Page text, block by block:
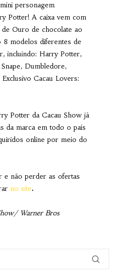
personagem
Potter! A caixa vem com
Ouro de chocolate ao
8 modelos diferentes de
incluindo: Harry Potter,
Dumbledore,
Cacau Lovers:
Potter da Cacau Show já
da marca em todo o país
online por meio do
e não perder as ofertas
no site.
Warner Bros